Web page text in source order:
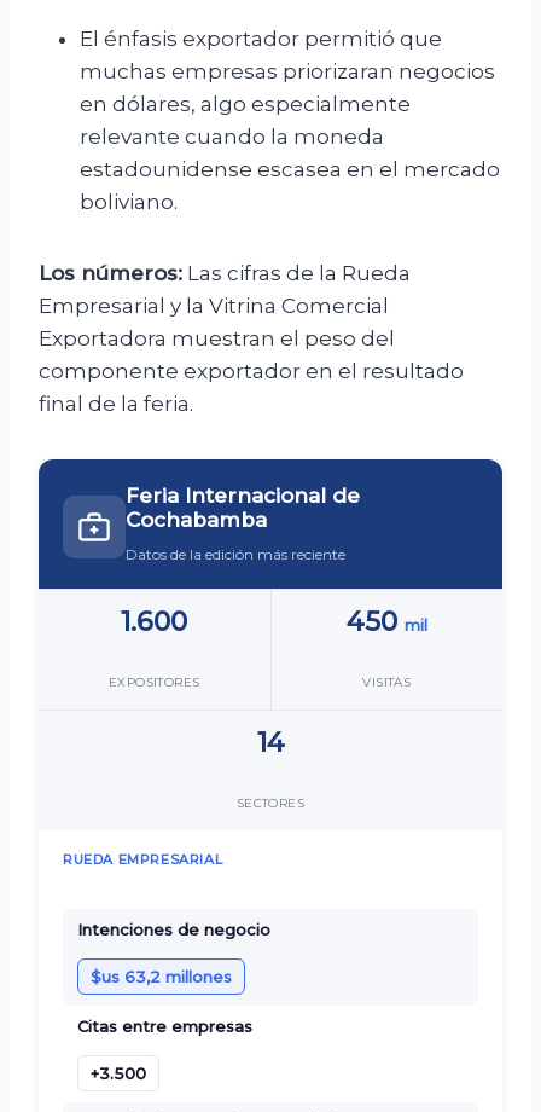
El énfasis exportador permitió que
muchas empresas priorizaran negocios
en dólares, algo especialmente
relevante cuando la moneda
estadounidense escasea en el mercado
boliviano.
Los números: Las cifras de la Rueda
Empresarial y la Vitrina Comercial
Exportadora muestran el peso del
componente exportador en el resultado
final de la feria.
Feria Internacional de
Cochabamba
Datos de la edición más reciente
1.600
EXPOSITORES
450 mil
VISITAS
14
SECTORES
RUEDA EMPRESARIAL
Intenciones de negocio
$us 63,2 millones
Citas entre empresas
+3.500